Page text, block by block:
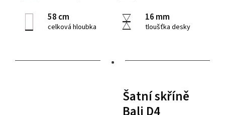
58 cm
celková hloubka
16 mm
tloušťka desky
•
Šatní skříně
Bali D4